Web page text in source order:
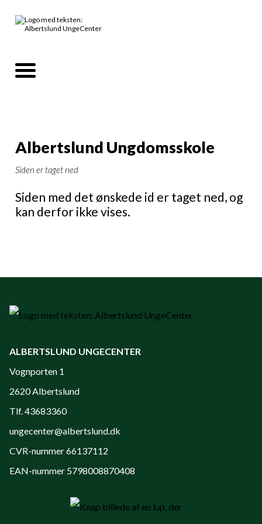
Albertslund Ungdomsskole
Siden er taget ned
Siden med det ønskede id er taget ned, og
kan derfor ikke vises.
ALBERTSLUND UNGECENTER
Vognporten 1
2620 Albertslund
Tlf. 43683360
ungecenter@albertslund.dk
CVR-nummer 66137112
EAN-nummer 5798008870408